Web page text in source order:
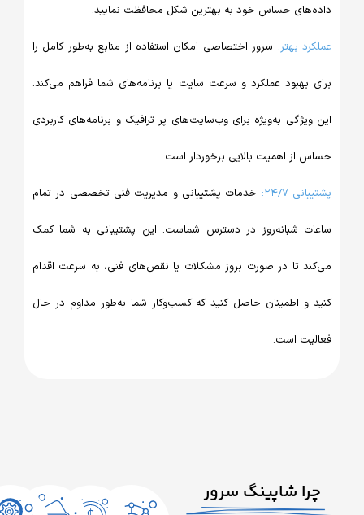
حساس خود به بهترین شکل محافظت نمایید.
سرور اختصاصی امکان استفاده از منابع به‌طور کامل را
بهبود عملکرد و سرعت سایت یا برنامه‌های شما فراهم می‌کند.
به‌ویژه برای وب‌سایت‌های پر ترافیک و برنامه‌های کاربردی
اهمیت بالایی برخوردار است.
خدمات پشتیبانی و مدیریت فنی تخصصی در تمام
شبانه‌روز در دسترس شماست. این پشتیبانی به شما کمک
تا در صورت بروز مشکلات یا نقص‌های فنی، به سرعت اقدام
و اطمینان حاصل کنید که کسب‌وکار شما به‌طور مداوم در حال
است.
شاپینگ سرور